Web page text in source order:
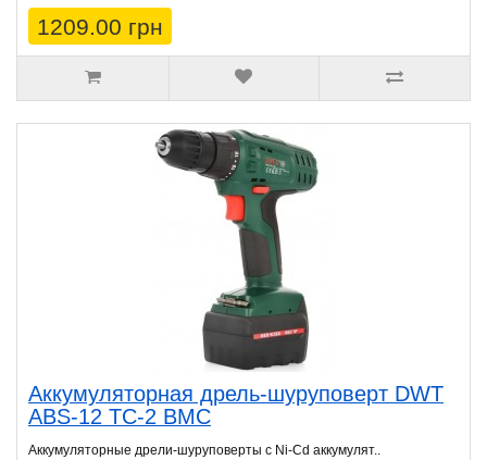
1209.00 грн
Аккумуляторная дрель-шуруповерт DWT
ABS-12 TC-2 BMC
Аккумуляторные дрели-шуруповерты с Ni-Cd аккумулят..